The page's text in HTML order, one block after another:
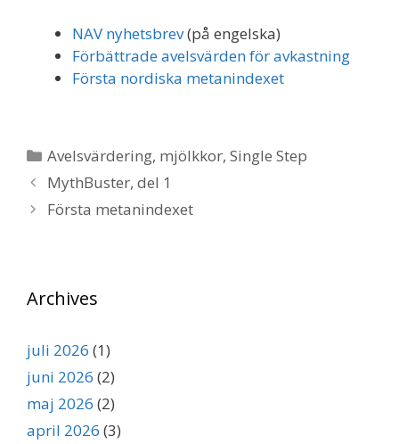
NAV nyhetsbrev(på engelska)
Förbättrade avelsvärden för avkastning
Första nordiska metanindexet
Kategorier
Avelsvärdering, mjölkkor,Single Step
MythBuster, del 1
Första metanindexet
Archives
juli 2026 (1)
juni 2026 (2)
maj 2026 (2)
april 2026 (3)